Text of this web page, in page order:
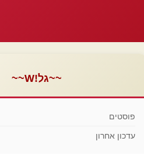
~~גל!W~~
פוסטים
עדכון אחרון